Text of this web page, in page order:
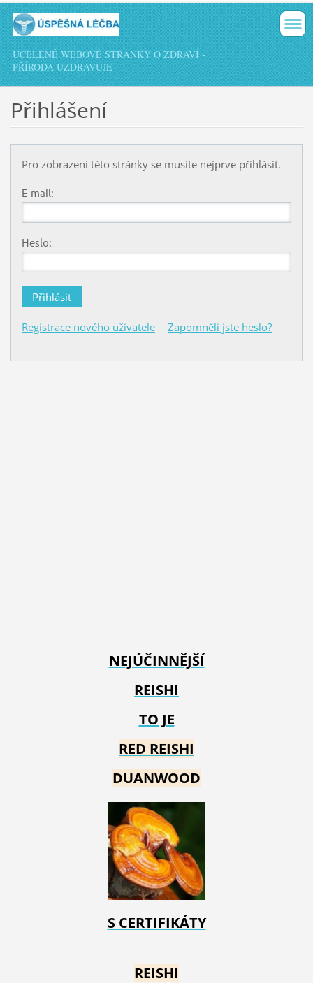
UCELENÉ WEBOVÉ STRÁNKY O ZDRAVÍ -
PŘÍRODA UZDRAVUJE
Přihlášení
Pro zobrazení této stránky se musíte nejprve přihlásit.
E-mail:
Heslo:
Registrace nového uživatele Zapomněli jste heslo?
NEJÚČINNĚJŠÍ
REISHI
TO JE
RED REISHI
DUANWOOD
S CERTIFIKÁTY
REISHI